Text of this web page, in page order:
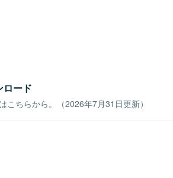
ロード
こちらから。（2026年7月31日更新）